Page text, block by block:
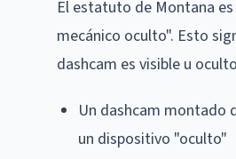
El estatuto de Montana
mecánico oculto". Esto
dashcam es visible u
Un dashcam montado
un dispositivo "oculto"